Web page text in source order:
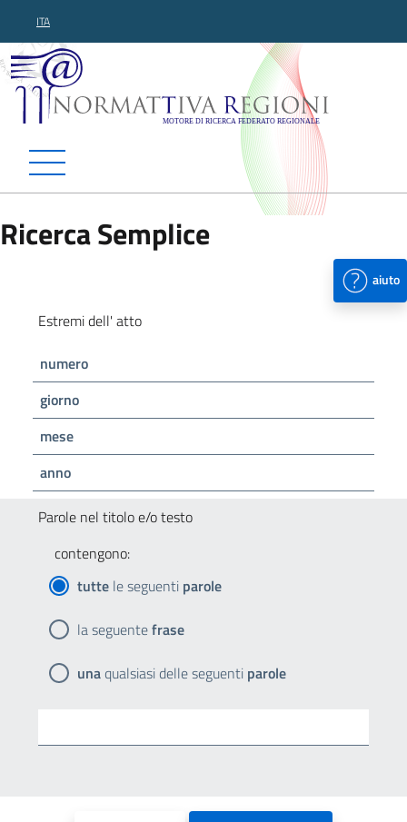
ITA
Normattiva Regioni -
Ricerca Semplice
aiuto
Estremi dell' atto
numero
giorno
mese
anno
Parole nel titolo e/o testo
contengono:
tutte le seguenti parole
la seguentefrase
unaqualsiasi delle seguenti parole